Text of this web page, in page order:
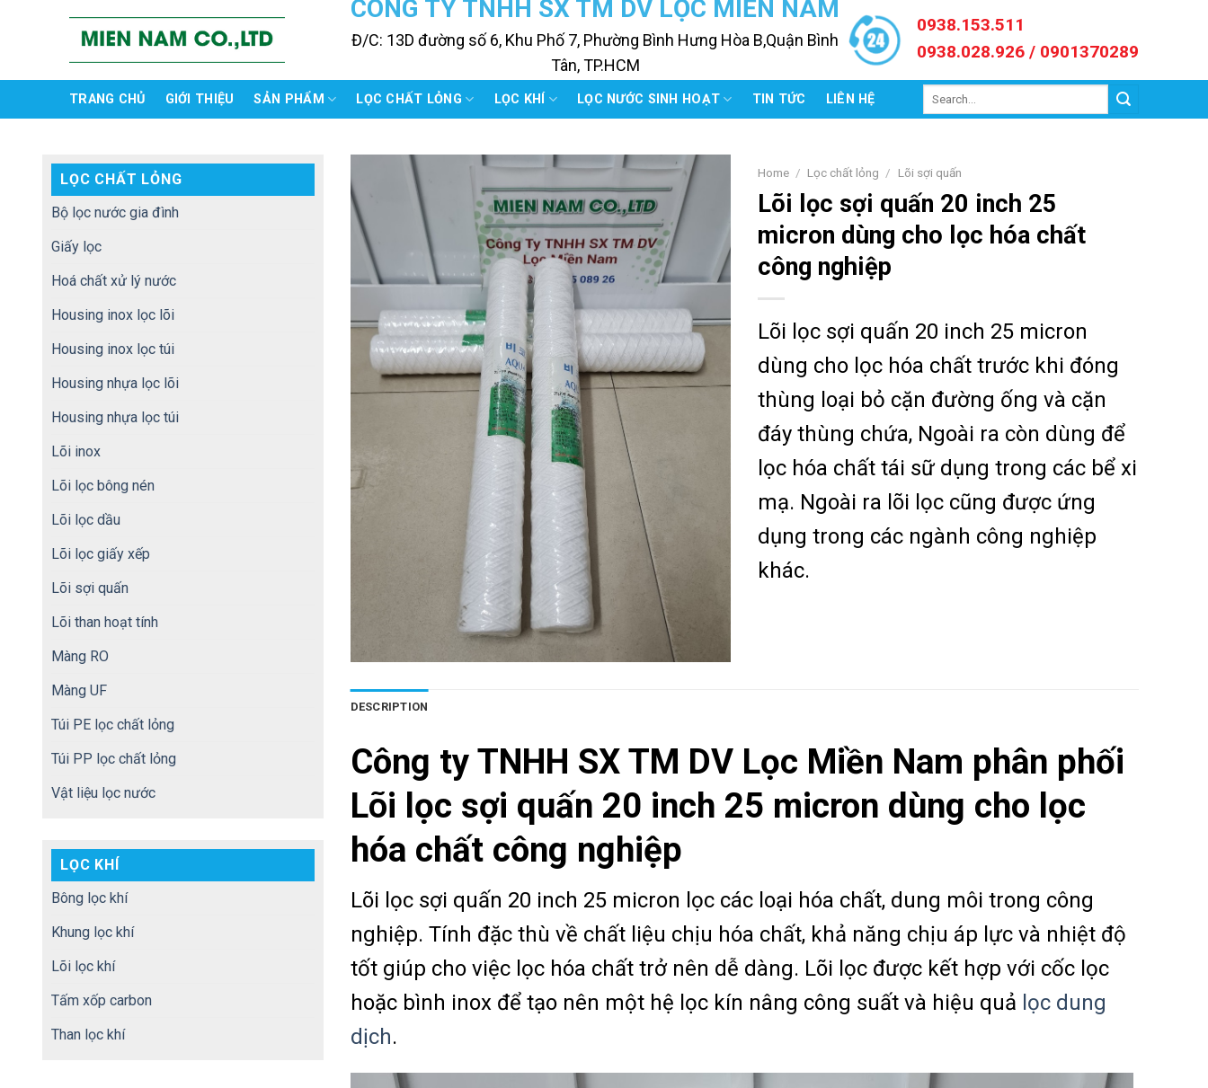
CÔNG TY TNHH SX TM DV LỌC MIỀN NAM
Đ/C: 13D đường số 6, Khu Phố 7, Phường Bình Hưng Hòa B,Quận Bình
Tân, TP.HCM
0938.153.511
0938.028.926 / 0901370289
TRANG CHỦ GIỚI THIỆU SẢN PHẨM LỌC CHẤT LỎNG LỌC KHÍ LỌC NƯỚC SINH HOẠT TIN TỨC LIÊN HỆ
LỌC CHẤT LỎNG
Bộ lọc nước gia đình
Giấy lọc
Hoá chất xử lý nước
Housing inox lọc lõi
Housing inox lọc túi
Housing nhựa lọc lõi
Housing nhựa lọc túi
Lõi inox
Lõi lọc bông nén
Lõi lọc dầu
Lõi lọc giấy xếp
Lõi sợi quấn
Lõi than hoạt tính
Màng RO
Màng UF
Túi PE lọc chất lỏng
Túi PP lọc chất lỏng
Vật liệu lọc nước
LỌC KHÍ
Bông lọc khí
Khung lọc khí
Lõi lọc khí
Tấm xốp carbon
Than lọc khí
Home / Lọc chất lỏng / Lõi sợi quấn
Lõi lọc sợi quấn 20 inch 25
micron dùng cho lọc hóa chất
công nghiệp
Lõi lọc sợi quấn 20 inch 25 micron
dùng cho lọc hóa chất trước khi đóng
thùng loại bỏ cặn đường ống và cặn
đáy thùng chứa, Ngoài ra còn dùng để
lọc hóa chất tái sữ dụng trong các bể xi
mạ. Ngoài ra lõi lọc cũng được ứng
dụng trong các ngành công nghiệp
khác.
DESCRIPTION
Công ty TNHH SX TM DV Lọc Miền Nam phân phối
Lõi lọc sợi quấn 20 inch 25 micron dùng cho lọc
hóa chất công nghiệp
Lõi lọc sợi quấn 20 inch 25 micron lọc các loại hóa chất, dung môi trong công
nghiệp. Tính đặc thù về chất liệu chịu hóa chất, khả năng chịu áp lực và nhiệt độ
tốt giúp cho việc lọc hóa chất trở nên dễ dàng. Lõi lọc được kết hợp với cốc lọc
hoặc bình inox để tạo nên một hệ lọc kín nâng công suất và hiệu quả lọc dung
dịch.